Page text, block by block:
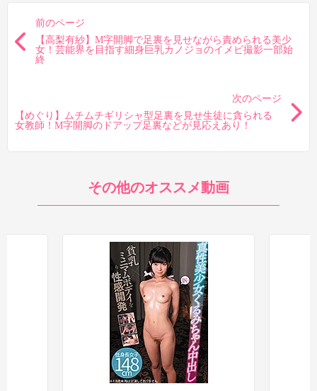
ということで、素人作品ながら足裏シーンを多く見られる伊織
ひなのの良作でした。まさか素人作品でこれだけ良い足裏を見ら
るぺた美少女はキメセクに夢中！近所の独身キモオジの媚薬に堕
ちた中出し×ごっくん調教 伊織ひなの
」という完全版がありまし
た。今回の作品の内容に加えて、40分くらいのセックスシーンが
ちくしょー、なんでもっと早く気が付かなかったんだよ！これ
だから素人作品はよぉぉ！と思わざるを得ないのですが、不幸中
大半の足裏シーンは今回の素人作品の方に含ま
つまり、足裏目的であれば今回紹介した作品で事
足りるということですね。一応完全版の方にも迫力があまり無い
前のページ
【高梨有紗】M字開脚で足裏を見せながら責められる美少
女！芸能界を目指す細身巨乳カノジョのイメビ撮影一部始
終
次のページ
【めぐり】ムチムチギリシャ型足裏を見せ生徒に貪られる
女教師！M字開脚のドアップ足裏などが見応えあり！
その他のオススメ動画